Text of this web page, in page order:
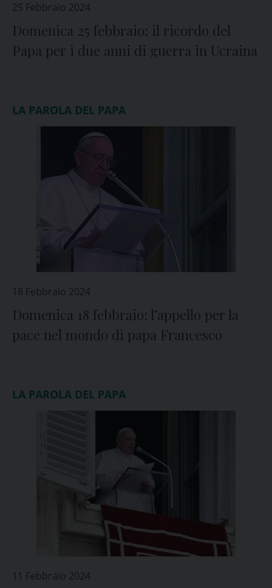
25 Febbraio 2024
Domenica 25 febbraio: il ricordo del
Papa per i due anni di guerra in Ucraina
LA PAROLA DEL PAPA
18 Febbraio 2024
Domenica 18 febbraio: l’appello per la
pace nel mondo di papa Francesco
LA PAROLA DEL PAPA
11 Febbraio 2024